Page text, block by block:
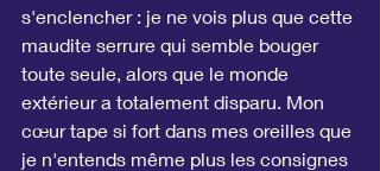
s'enclencher : je ne vois plus que cette
maudite serrure qui semble bouger
toute seule, alors que le monde
extérieur a totalement disparu. Mon
cœur tape si fort dans mes oreilles que
je n'entends même plus les consignes